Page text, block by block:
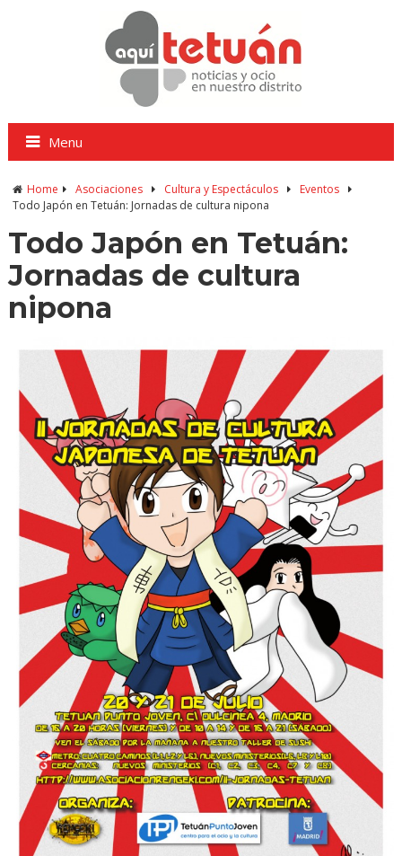
Menu
Home Asociaciones Cultura y Espectáculos
Eventos
Todo Japón en Tetuán: Jornadas de cultura nipona
Todo Japón en Tetuán:
Jornadas de cultura
nipona